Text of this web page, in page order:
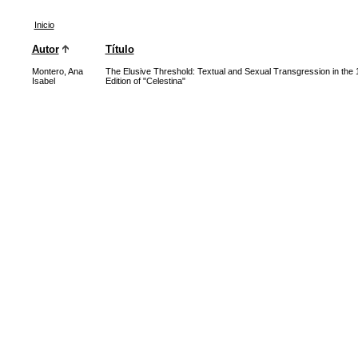
Inicio
Autor Título
Montero, Ana
Isabel
The Elusive Threshold: Textual and Sexual Transgression in the
Edition of "Celestina"